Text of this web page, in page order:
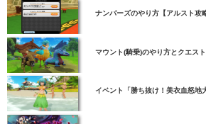
ナンバーズのやり方【アルスト攻
マウント(騎乗)のやり方とクエスト
イベント「勝ち抜け！美衣血怒地